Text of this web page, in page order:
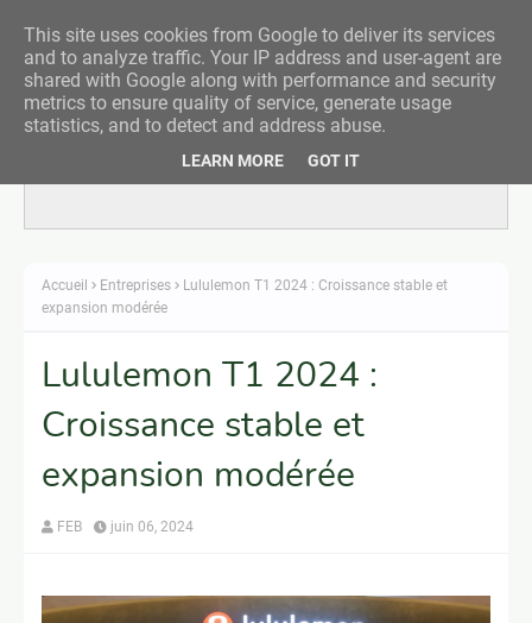
Accueil Entreprises
Lululemon T1 2024 : Croissance stable et
expansion modérée
Lululemon T1 2024 :
Croissance stable et
expansion modérée
FEB juin 06, 2024
This site uses cookies from Google to deliver its services
and to analyze traffic. Your IP address and user-agent are
shared with Google along with performance and security
metrics to ensure quality of service, generate usage
statistics, and to detect and address abuse.
LEARN MORE GOT IT